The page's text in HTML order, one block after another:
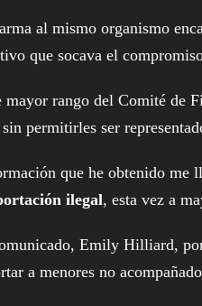
al mismo organismo
que socava el
rango del Comité de
permitirles ser
que he obtenido me
ilegal, esta vez a
Emily Hilliard,
a menores no